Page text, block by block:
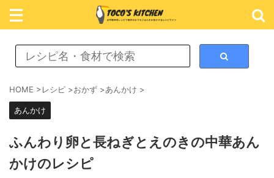
レシピ検索
HOME >レシピ >おかず >あんかけ >
あんかけ
ふんわり卵と長ねぎとえのきの中華あん
かけのレシピ